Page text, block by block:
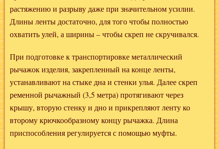
растяжению и разрыву даже при значительном усилии.
Длины ленты достаточно, для того чтобы полностью
охватить улей, а ширины – чтобы скреп не скручивался.
При подготовке к транспортировке металлический
рычажок изделия, закрепленный на конце ленты,
устанавливают на стыке дна и стенки улья. Далее скреп
ременной рычажный (3,5 метра) протягивают через
крышу, вторую стенку и дно и прикрепляют ленту ко
второму крючкообразному концу рычажка. Длина
приспособления регулируется с помощью муфты.